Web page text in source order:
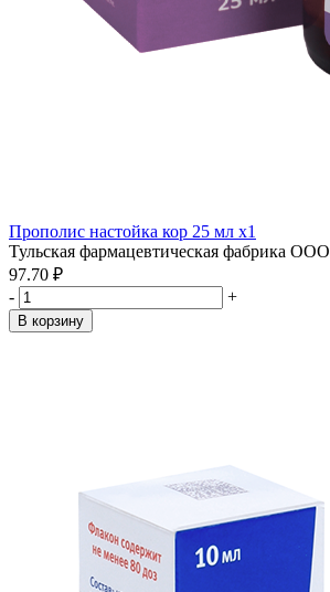
Прополис настойка кор 25 мл x1
Тульская фармацевтическая фабрика ООО
97.70 ₽
-
+
В корзину